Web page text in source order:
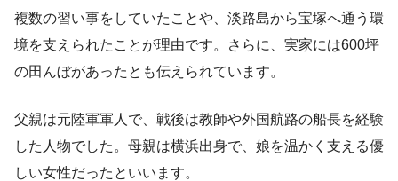
複数の習い事をしていたことや、淡路島から宝塚へ通う環
境を支えられたことが理由です。さらに、実家には600坪
の田んぼがあったとも伝えられています。
父親は元陸軍軍人で、戦後は教師や外国航路の船長を経験
した人物でした。母親は横浜出身で、娘を温かく支える優
しい女性だったといいます。